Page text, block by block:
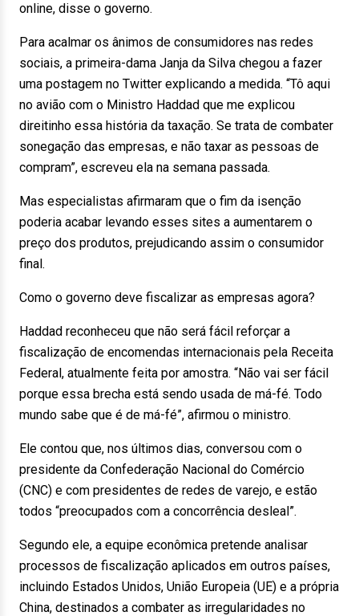
online, disse o governo.
Para acalmar os ânimos de consumidores nas redes
sociais, a primeira-dama Janja da Silva chegou a fazer
uma postagem no Twitter explicando a medida. “Tô aqui
no avião com o Ministro Haddad que me explicou
direitinho essa história da taxação. Se trata de combater
sonegação das empresas, e não taxar as pessoas de
compram”, escreveu ela na semana passada.
Mas especialistas afirmaram que o fim da isenção
poderia acabar levando esses sites a aumentarem o
preço dos produtos, prejudicando assim o consumidor
final.
Como o governo deve fiscalizar as empresas agora?
Haddad reconheceu que não será fácil reforçar a
fiscalização de encomendas internacionais pela Receita
Federal, atualmente feita por amostra. “Não vai ser fácil
porque essa brecha está sendo usada de má-fé. Todo
mundo sabe que é de má-fé”, afirmou o ministro.
Ele contou que, nos últimos dias, conversou com o
presidente da Confederação Nacional do Comércio
(CNC) e com presidentes de redes de varejo, e estão
todos “preocupados com a concorrência desleal”.
Segundo ele, a equipe econômica pretende analisar
processos de fiscalização aplicados em outros países,
incluindo Estados Unidos, União Europeia (UE) e a própria
China, destinados a combater as irregularidades no